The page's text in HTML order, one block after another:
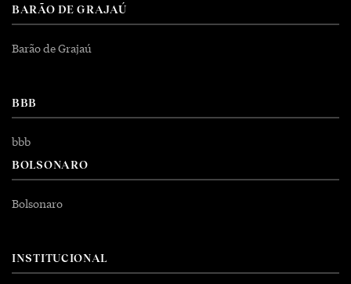
BARÃO DE GRAJAÚ
Barão de Grajaú
BBB
bbb
BOLSONARO
Bolsonaro
INSTITUCIONAL